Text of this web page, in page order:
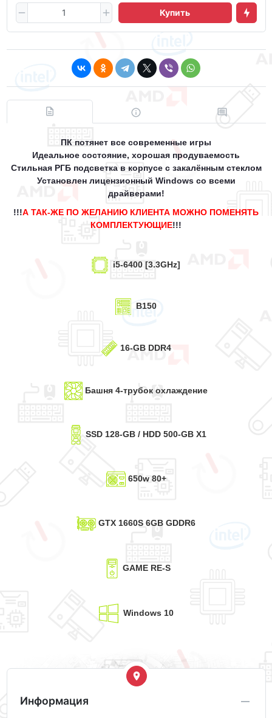
Купить
ПК потянет все современные игры
Идеальное состояние, хорошая продуваемость
Стильная РГБ подсветка в корпусе с закалённым стеклом
Установлен лицензионный Windows со всеми
драйверами!
!!!А ТАК-ЖЕ ПО ЖЕЛАНИЮ КЛИЕНТА МОЖНО ПОМЕНЯТЬ
КОМПЛЕКТУЮЩИЕ!!!
i5-6400 [3.3GHz]
B150
16-GB DDR4
Башня 4-трубокохлаждение
SSD 128-GB / HDD 500-GB X1
650w 80+
GTX 1660S 6GB GDDR6
GAME RE-S
Windows 10
Информация